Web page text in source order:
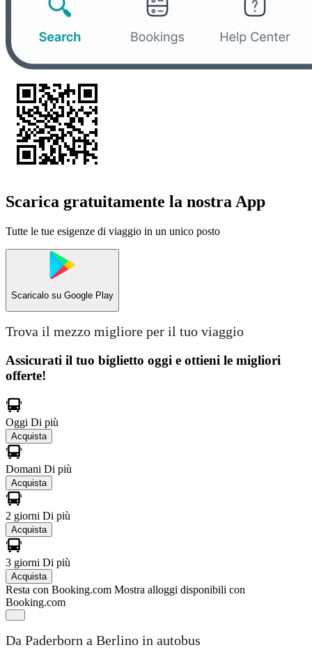
Scarica gratuitamente la nostra App
Tutte le tue esigenze di viaggio in un unico posto
Scaricalo su Google Play
Trova il mezzo migliore per il tuo viaggio
Assicurati il ​​tuo biglietto oggi e ottieni le migliori
offerte!
Oggi Di più
Acquista
Domani Di più
Acquista
2 giorni Di più
Acquista
3 giorni Di più
Acquista
Resta con Booking.com Mostra alloggi disponibili con
Booking.com
Da Paderborn a Berlino in autobus